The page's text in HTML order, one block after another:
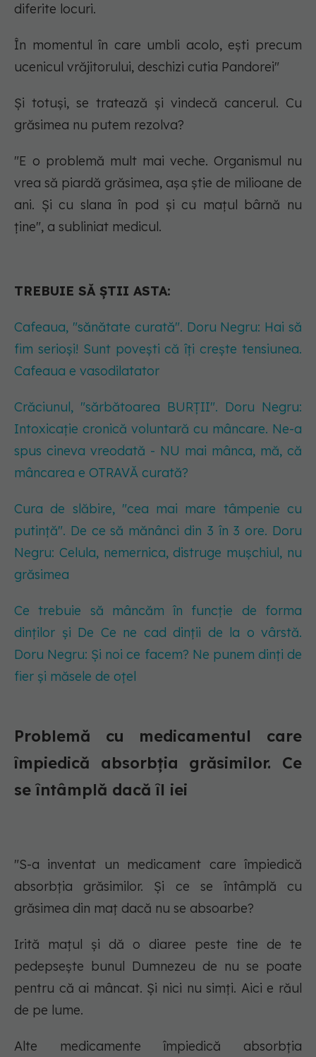
diferite locuri.
În momentul în care umbli acolo, ești precum
ucenicul vrăjitorului, deschizi cutia Pandorei"
Și totuși, se tratează și vindecă cancerul. Cu
grăsimea nu putem rezolva?
"E o problemă mult mai veche. Organismul nu
vrea să piardă grăsimea, așa știe de milioane de
ani. Și cu slana în pod și cu mațul bârnă nu
ține", a subliniat medicul.
TREBUIE SĂ ȘTII ASTA:
Cafeaua, "sănătate curată". Doru Negru: Hai să
fim serioși! Sunt povești că îți crește tensiunea.
Cafeaua e vasodilatator
Crăciunul, "sărbătoarea BURȚII". Doru Negru:
Intoxicație cronică voluntară cu mâncare. Ne-a
spus cineva vreodată - NU mai mânca, mă, că
mâncarea e OTRAVĂ curată?
Cura de slăbire, "cea mai mare tâmpenie cu
putință". De ce să mănânci din 3 în 3 ore. Doru
Negru: Celula, nemernica, distruge mușchiul, nu
grăsimea
Ce trebuie să mâncăm în funcție de forma
dinților și De Ce ne cad dinții de la o vârstă.
Doru Negru: Și noi ce facem? Ne punem dinți de
fier și măsele de oțel
Problemă cu medicamentul care
împiedică absorbția grăsimilor. Ce
se întâmplă dacă îl iei
"S-a inventat un medicament care împiedică
absorbția grăsimilor. Și ce se întâmplă cu
grăsimea din maț dacă nu se absoarbe?
Irită mațul și dă o diaree peste tine de te
pedepsește bunul Dumnezeu de nu se poate
pentru că ai mâncat. Și nici nu simți. Aici e răul
de pe lume.
Alte medicamente împiedică absorbția